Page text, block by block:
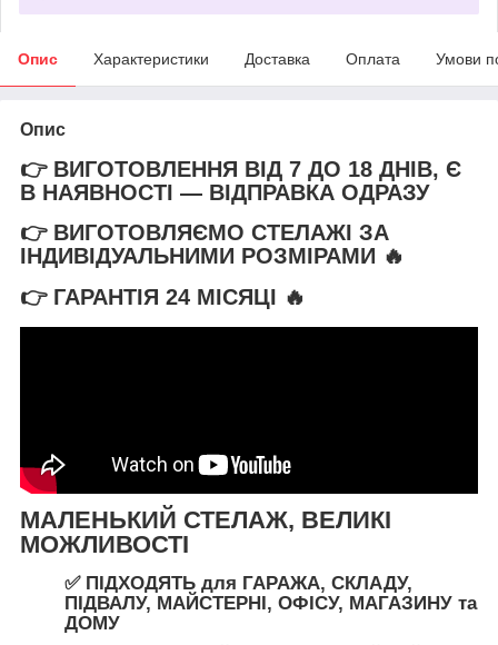
Опис Характеристики Доставка Оплата Умови
Опис
👉 ВИГОТОВЛЕННЯ ВІД 7 ДО 18 ДНІВ, Є
В НАЯВНОСТІ — ВІДПРАВКА ОДРАЗУ
👉 ВИГОТОВЛЯЄМО СТЕЛАЖІ ЗА
ІНДИВІДУАЛЬНИМИ РОЗМІРАМИ 🔥
👉 ГАРАНТІЯ 24 МІСЯЦІ 🔥
МАЛЕНЬКИЙ СТЕЛАЖ, ВЕЛИКІ
МОЖЛИВОСТІ
✅ ПІДХОДЯТЬ для ГАРАЖА, СКЛАДУ,
ПІДВАЛУ, МАЙСТЕРНІ , ОФІСУ, МАГАЗИНУ та
ДОМУ